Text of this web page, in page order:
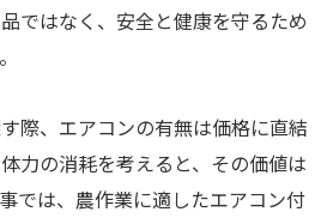
ではなく、安全と健康を守るため
際、エアコンの有無は価格に直結
力の消耗を考えると、その価値は
では、農作業に適したエアコン付